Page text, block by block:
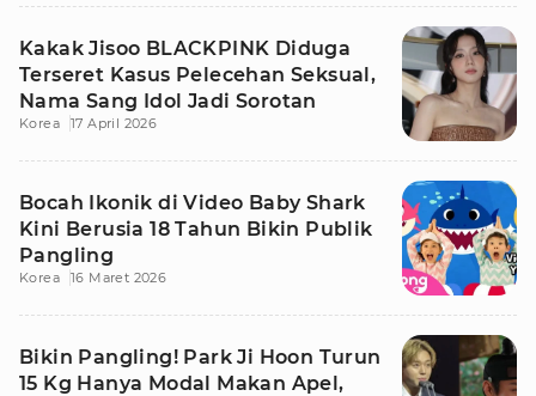
Kakak Jisoo BLACKPINK Diduga
Terseret Kasus Pelecehan Seksual,
Nama Sang Idol Jadi Sorotan
Korea 17 April 2026
Bocah Ikonik di Video Baby Shark
Kini Berusia 18 Tahun Bikin Publik
Pangling
Korea 16 Maret 2026
Bikin Pangling! Park Ji Hoon Turun
15 Kg Hanya Modal Makan Apel,